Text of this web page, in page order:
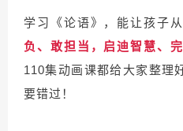
学习《论语》，能让孩子
负、敢担当，启迪智慧、
110集动画课都给大家整理
要错过！